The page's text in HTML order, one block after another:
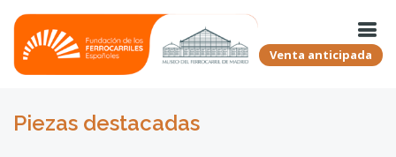
Venta anticipada
Piezas destacadas